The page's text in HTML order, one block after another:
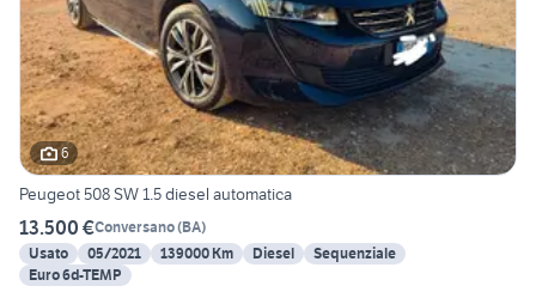
6
Peugeot 508 SW 1.5 diesel automatica
13.500 €Conversano(BA)
Usato
05/2021 139000 Km Diesel
Sequenziale
Euro 6d-TEMP